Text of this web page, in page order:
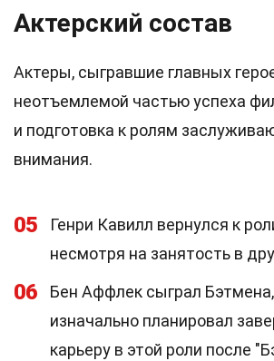
Актерский состав
Актеры, сыгравшие главных
неотъемлемой частью успеха
и подготовка к ролям
внимания.
05
Генри Кавилл вернулся к
несмотря на занятость в
06
Бен Аффлек сыграл
изначально планировал
карьеру в этой роли после